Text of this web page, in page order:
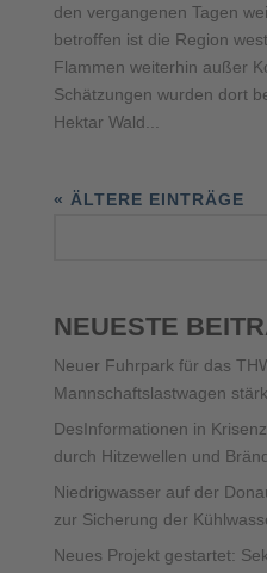
den vergangenen Tagen
betroffen ist die Region
Flammen weiterhin außer
Schätzungen wurden dort
Hektar Wald...
« ÄLTERE EINTRÄGE
NEUESTE
Neuer Fuhrpark für das
Mannschaftslastwagen
DesInformationen in
durch Hitzewellen und
Niedrigwasser auf der
zur Sicherung der
Neues Projekt gestartet: